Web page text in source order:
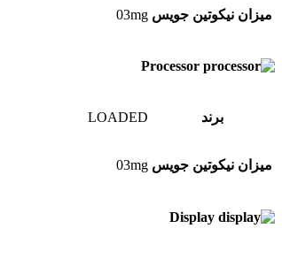
میزان نیکوتین جویس 03mg
Processor
برند LOADED
میزان نیکوتین جویس 03mg
Display